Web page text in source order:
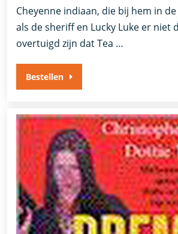
Cheyenne indiaan, die bij hem in
als de sheriff en Lucky Luke er niet
overtuigd zijn dat Tea …
Bestellen